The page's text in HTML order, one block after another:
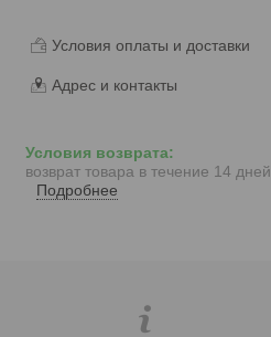
Условия оплаты и доставки
Адрес и контакты
возврат товара в течение 14 дней
Подробнее